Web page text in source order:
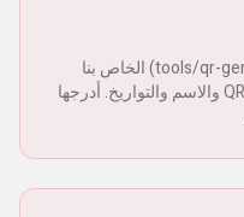
استخدم [مولد QR المجاني](/tools/qr-generator) الخاص بنا
لتصميم بطاقة أنيقة تحتوي على رمز QR والاسم والتواريخ. أدرجها